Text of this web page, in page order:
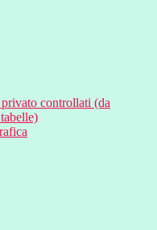
controllati (da